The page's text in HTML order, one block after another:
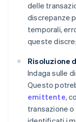
delle
discrepanze
temporali,
queste
Risoluzione
Indaga sulle
Questo
emittente,
transazione